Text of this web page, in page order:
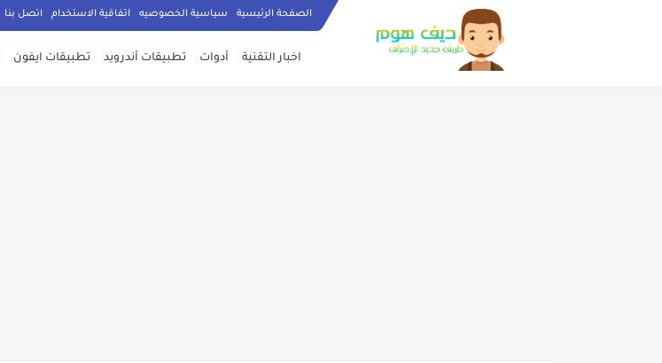
الصفحة الرئيسية سياسية الخصوصيه اتفاقية الاستخدام اتصل بنا
اخبار التقنية أدوات تطبيقات أندرويد تطبيقات ايفون